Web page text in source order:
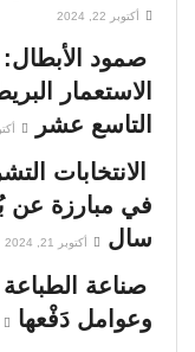
أكتوبر 22, 2024
صمود الأبطال:
الاستعمار
التاسع عشر
أكتوبر
الانتخابات
في مبارزة عن
سال
أكتوبر 21, 2024
صناعة
وعوامل دَفْعها